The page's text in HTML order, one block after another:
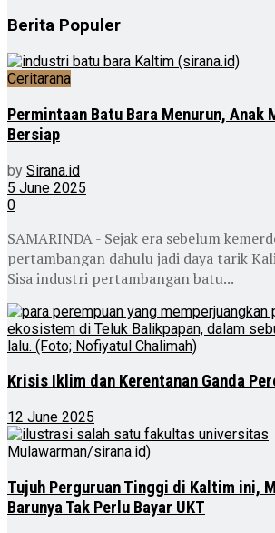
Berita Populer
Ceritarana
Permintaan Batu Bara Menurun, Anak
Bersiap
by Sirana.id
5 June 2025
0
SAMARINDA - Sejak era sebelum
pertambangan dahulu jadi daya tarik
Sisa industri pertambangan batu...
Krisis Iklim dan Kerentanan Ganda
12 June 2025
Tujuh Perguruan Tinggi di Kaltim ini,
Barunya Tak Perlu Bayar UKT